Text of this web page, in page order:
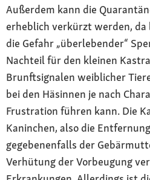
Außerdem kann die
erheblich verkürzt werden, da
die Gefahr „überlebender“
Nachteil für den kleinen
Brunftsignalen weiblicher
bei den Häsinnen je nach
Frustration führen kann. Die
Kaninchen, also die
gegebenenfalls der
Verhütung der Vorbeugung